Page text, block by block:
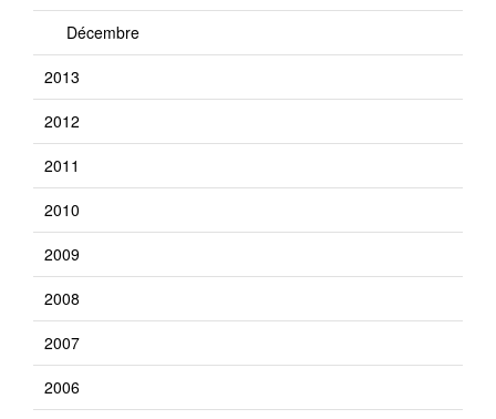
Décembre
2013
2012
2011
2010
2009
2008
2007
2006